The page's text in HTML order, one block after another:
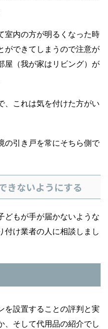
室内の方が明るくなった時
ができてしまうので注意が
屋（我が家はリビング）が
、これは気を付けた方がい
の引き戸を常にそちら側で
きないようにする
どもが手が届かないような
付け業者の人に相談しまし
を設置することの評判と実
、そして代用品の紹介でし